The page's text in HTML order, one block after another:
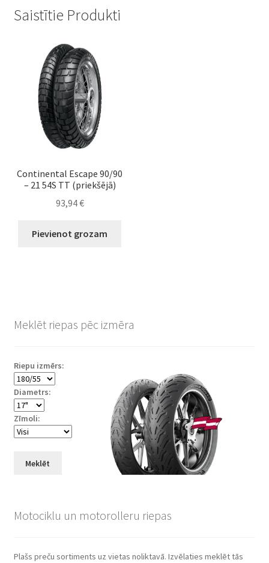
Saistītie Produkti
Continental Escape 90/90
– 21 54S TT (priekšējā)
93,94€
Pievienot grozam
Meklēt riepas pēc izmēra
Riepu izmērs:
Diametrs:
Zīmoli:
Meklēt
Motociklu un motorolleru riepas
Plašs preču sortiments uz vietas noliktavā. Izvēlaties meklēt tās